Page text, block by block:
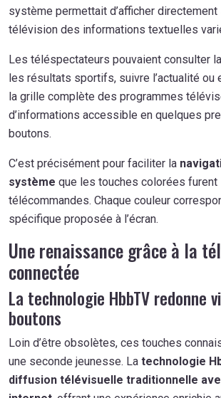
système permettait d’afficher directement
télévision des informations textuelles
Les téléspectateurs pouvaient consulter
les résultats sportifs, suivre l’actualité ou
la grille complète des programmes
d’informations accessible en quelques
boutons.
C’est précisément pour faciliter la
système que les touches colorées furent
télécommandes. Chaque couleur
spécifique proposée à l’écran.
Une renaissance grâce à la
connectée
La technologie HbbTV redonne
boutons
Loin d’être obsolètes, ces touches
une seconde jeunesse. La technologie
diffusion télévisuelle traditionnelle